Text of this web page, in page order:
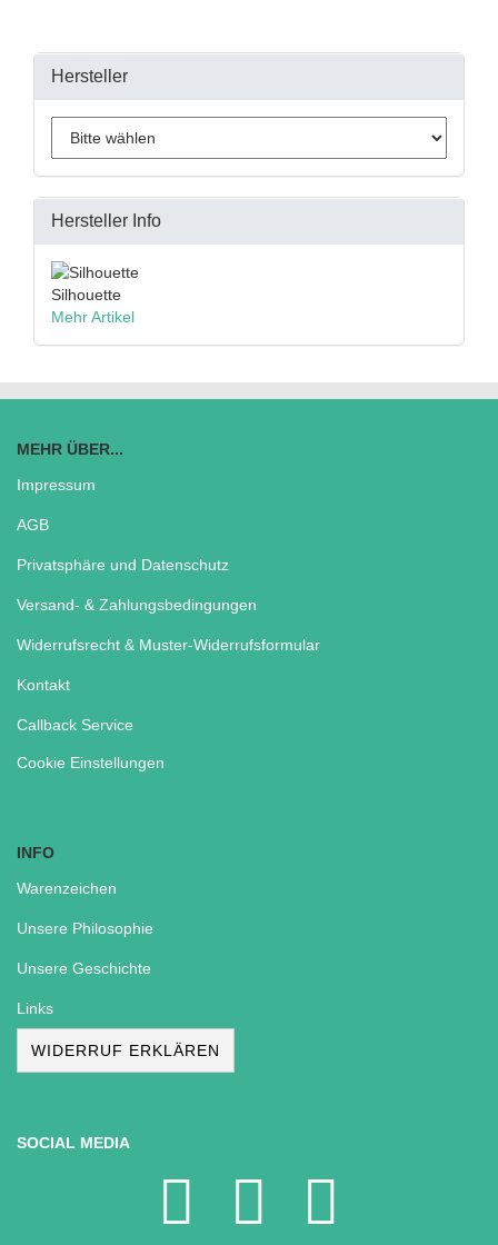
Hersteller
Hersteller Info
Silhouette
Mehr Artikel
MEHR ÜBER...
Impressum
AGB
Privatsphäre und Datenschutz
Versand- & Zahlungsbedingungen
Widerrufsrecht & Muster-Widerrufsformular
Kontakt
Callback Service
Cookie Einstellungen
INFO
Warenzeichen
Unsere Philosophie
Unsere Geschichte
Links
WIDERRUF ERKLÄREN
SOCIAL MEDIA